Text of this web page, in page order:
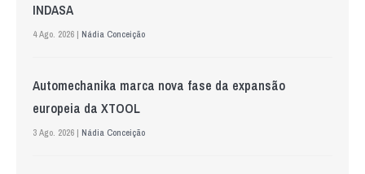
INDASA
4 Ago. 2026 | Nádia Conceição
Automechanika marca nova fase da expansão
europeia da XTOOL
3 Ago. 2026 | Nádia Conceição